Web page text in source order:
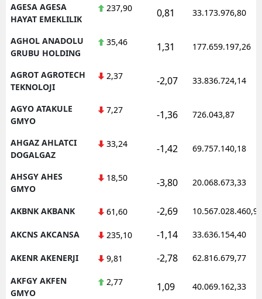
AGESA AGESA
HAYAT EMEKLILIK
237,90 0,81 33.173.976,80
AGHOL ANADOLU
GRUBU HOLDING
35,46 1,31 177.659.197,26
AGROT AGROTECH
TEKNOLOJI
2,37 -2,07 33.836.724,14
AGYO ATAKULE
GMYO
7,27 -1,36 726.043,87
AHGAZ AHLATCI
DOGALGAZ
33,24 -1,42 69.757.140,18
AHSGY AHES
GMYO
18,50 -3,80 20.068.673,33
AKBNK AKBANK 61,60 -2,69 10.567.028.460,90
AKCNS AKCANSA 235,10 -1,14 33.636.154,40
AKENR AKENERJI 9,81 -2,78 62.816.679,77
AKFGY AKFEN
GMYO
2,77 1,09 40.069.162,33